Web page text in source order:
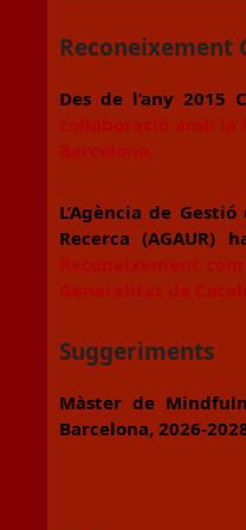
Reconeixement
Des de l’any 2015
col·laboració amb
Barcelona.
L’Agència de
Recerca (AGAUR)
Reconeixement
Generalitat de
Suggeriments
Màster de
Barcelona, 2026-